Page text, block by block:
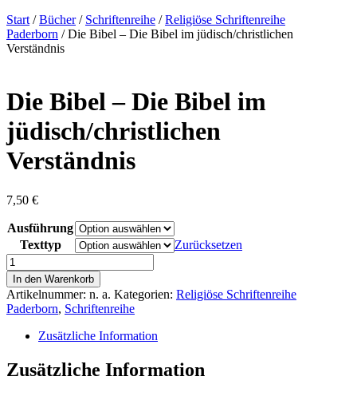
Skip
to
content
Start /Bücher/ Schriftenreihe /Religiöse Schriftenreihe
Paderborn / Die Bibel – Die Bibel im jüdisch/christlichen
Verständnis
Die Bibel – Die Bibel im
jüdisch/christlichen
Verständnis
7,50 €
Ausführung
Texttyp
Zurücksetzen
Die
Bibel
-
Die
Bibel
jüdisch/christlichen
Verständnis
Menge
In den Warenkorb
Artikelnummer: n. a. Kategorien: Religiöse Schriftenreihe
Paderborn, Schriftenreihe
Zusätzliche Information
Zusätzliche Information